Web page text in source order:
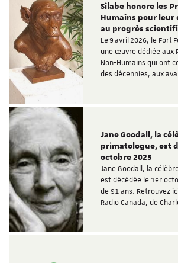
Silabe honore les
Humains pour
au progrès
Le 9 avril 2026, le Fort
une œuvre dédiée aux
Non‑Humains qui ont
des décennies, aux
Jane Goodall, la
primatologue, est
octobre 2025
Jane Goodall, la
est décédée le 1er
de 91 ans. Retrouvez
Radio Canada, de